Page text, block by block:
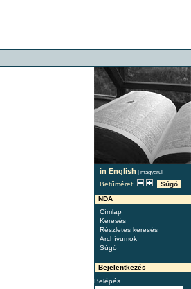
in English | magyarul
Betűméret:
Súgó
NDA
Címlap
Keresés
Részletes keresés
Archívumok
Súgó
Bejelentkezés
Belépés